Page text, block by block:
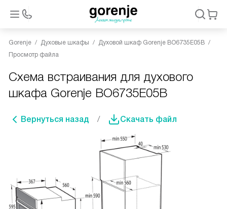
Gorenje Духовые шкафы
Духовой шкаф Gorenje BO6735E05B
Просмотр файла
Схема встраивания для духового
шкафа Gorenje BO6735E05B
Вернуться назад Скачать файл